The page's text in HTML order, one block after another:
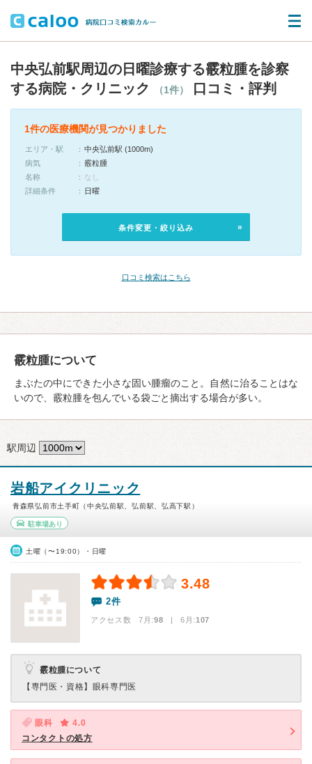
中央弘前駅周辺の日曜診療する霰粒腫を診察
する病院・クリニック
（1件） 口コミ・評判
1件の医療機関が見つかりました
エリア・駅
中央弘前駅 (1000m)
病気
霰粒腫
名称
なし
詳細条件
日曜
条件変更・絞り込み
口コミ検索はこちら
霰粒腫について
まぶたの中にできた小さな固い腫瘤のこと。自然に治ることはな
いので、霰粒腫を包んでいる袋ごと摘出する場合が多い。
駅周辺
岩船アイクリニック
青森県弘前市土手町（中央弘前駅、弘前駅、弘高下駅）
駐車場あり
土曜（〜19:00）・日曜
3.48
2件
アクセス数 7月:98 | 6月:107
霰粒腫について
【専門医・資格】 眼科専門医
眼科
4.0
コンタクトの処方